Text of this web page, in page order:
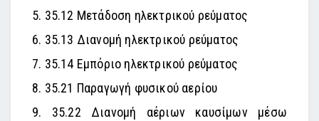
5. 35.12 Μετάδοση ηλεκτρικού ρεύματος
6. 35.13 Διανομή ηλεκτρικού ρεύματος
7. 35.14 Εμπόριο ηλεκτρικού ρεύματος
8. 35.21 Παραγωγή φυσικού αερίου
9. 35.22 Διανομή αέριων καυσίμων μέσω